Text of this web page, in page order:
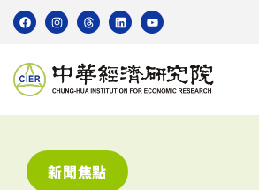
新聞焦點